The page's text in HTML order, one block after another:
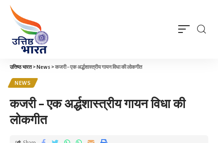
उत्तिष्ठ भारत>News >कजरी – एक अर्द्धशास्त्रीय गायन विधा की लोकगीत
NEWS
कजरी – एक अर्द्धशास्त्रीय गायन विधा की
लोकगीत